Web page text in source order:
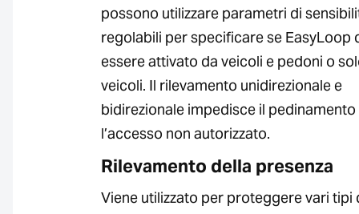
possono utilizzare parametri di
regolabili per specificare se EasyLoop
essere attivato da veicoli e pedoni o
veicoli. Il rilevamento unidirezionale e
bidirezionale impedisce il pedinamento
l’accesso non autorizzato.
Rilevamento della presenza
Viene utilizzato per proteggere vari tipi